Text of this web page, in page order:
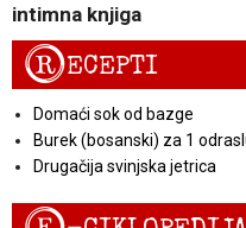
intimna knjiga
RECEPTI
Domaći sok od bazge
Burek (bosanski) za 1
Drugačija svinjska jetrica